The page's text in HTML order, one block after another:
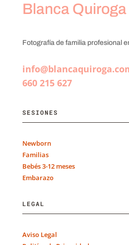
Blanca Quiroga
Fotografía de familia profesional
660 215 627
SESIONES
Newborn
Familias
Bebés 3-12 meses
Embarazo
LEGAL
Aviso Legal